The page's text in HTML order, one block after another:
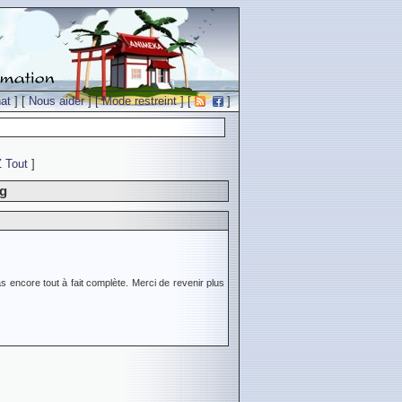
] [Nous aider] [Mode restreint] [ ]
Tout ]
encore tout à fait complète. Merci de revenir plus